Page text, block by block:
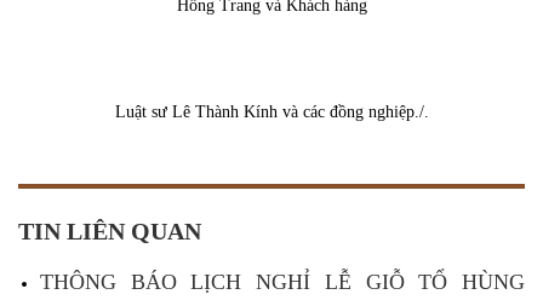
Hồng Trang và Khách hàng
Luật sư Lê Thành Kính và các đồng nghiệp./.
TIN LIÊN QUAN
THÔNG BÁO LỊCH NGHỈ LỄ GIỖ TỔ HÙNG